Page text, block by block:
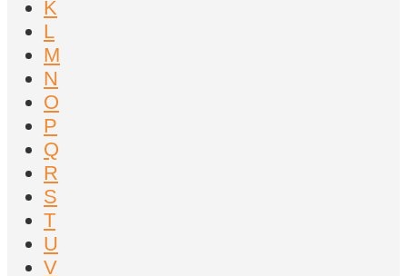
K
L
M
N
O
P
Q
R
S
T
U
V